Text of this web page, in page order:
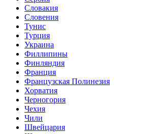
Словакия
Словения
Тунис
Турция
Украина
Филлипины
Финляндия
Франция
Французская Полинезия
Хорватия
Черногория
Чехия
Чили
Швейцария